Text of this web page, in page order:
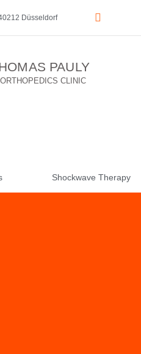
Düsseldorf
PAULY
CLINIC
Shockwave Therapy